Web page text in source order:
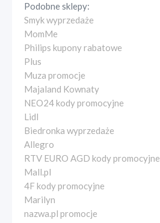
Podobne sklepy:
Smyk wyprzedaże
MomMe
Philips kupony rabatowe
Plus
Muza promocje
Majaland Kownaty
NEO24 kody promocyjne
Lidl
Biedronka wyprzedaże
Allegro
RTV EURO AGD kody promocyjne
Mall.pl
4F kody promocyjne
Marilyn
nazwa.pl promocje